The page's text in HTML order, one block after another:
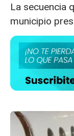
La secuencia
municipio